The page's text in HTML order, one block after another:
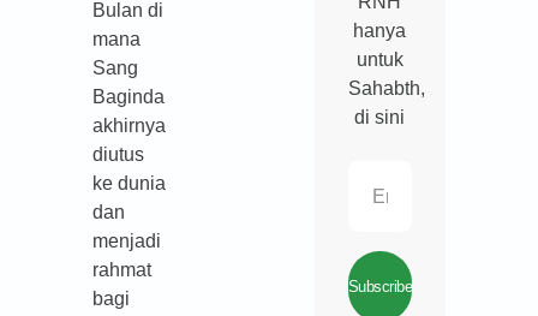
Bulan di
mana
Sang
Baginda
akhirnya
diutus
ke dunia
dan
menjadi
rahmat
bagi
hanya
untuk
Sahabth,
di sini
Subscribe